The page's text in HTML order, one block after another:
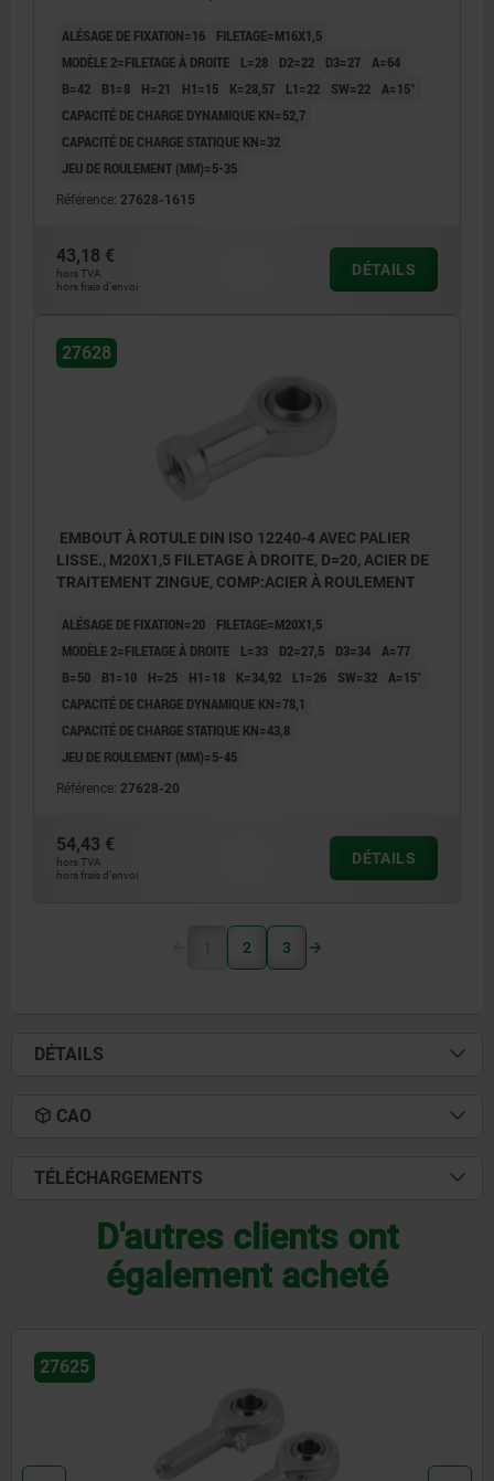
ALÉSAGE DE FIXATION=16
FILETAGE=M16X1,5
MODÈLE 2=FILETAGE À DROITE
L=28 D2=22 D3=27 A=64
B=42
B1=8 H=21 H1=15 K=28,57 L1=22 SW=22 Α=15°
CAPACITÉ DE CHARGE DYNAMIQUE KN=52,7
CAPACITÉ DE CHARGE STATIQUE KN=32
JEU DE ROULEMENT (ΜM)=5-35
Référence: 27628-1615
43,18 €
hors TVA
hors frais d’envoi
DÉTAILS
27628
EMBOUT À ROTULE DIN ISO 12240-4 AVEC PALIER
LISSE., M20X1,5 FILETAGE À DROITE, D=20, ACIER DE
TRAITEMENT ZINGUE, COMP:ACIER À ROULEMENT
ALÉSAGE DE FIXATION=20
FILETAGE=M20X1,5
MODÈLE 2=FILETAGE À DROITE
L=33 D2=27,5 D3=34 A=77
B=50
B1=10 H=25 H1=18 K=34,92 L1=26 SW=32 Α=15°
CAPACITÉ DE CHARGE DYNAMIQUE KN=78,1
CAPACITÉ DE CHARGE STATIQUE KN=43,8
JEU DE ROULEMENT (ΜM)=5-45
Référence: 27628-20
54,43 €
hors TVA
hors frais d’envoi
DÉTAILS
1 2 3
DÉTAILS
CAO
TÉLÉCHARGEMENTS
D'autres clients ont
également acheté
27632-01